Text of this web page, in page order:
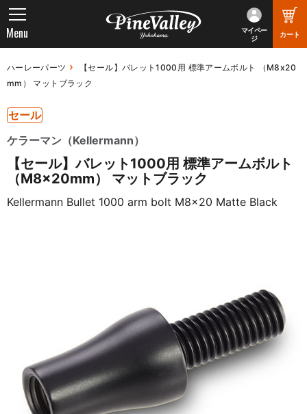
マイペー
ジ
カート
Menu
ハーレーパーツ
【セール】バレット1000用 標準アームボルト （M8x20
mm） マットブラック
セール
ケラーマン（Kellermann）
【セール】バレット1000用 標準アームボルト
（M8x20mm） マットブラック
Kellermann Bullet 1000 arm bolt M8x20 Matte Black